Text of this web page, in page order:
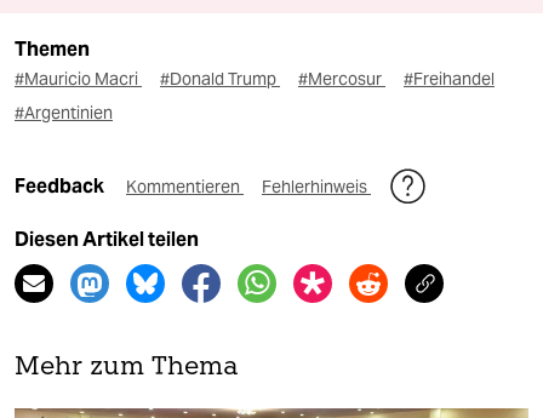
Themen
#Mauricio Macri #Donald Trump #Mercosur
#Freihandel
#Argentinien
Feedback Kommentieren Fehlerhinweis
Diesen Artikel teilen
Mehr zum Thema